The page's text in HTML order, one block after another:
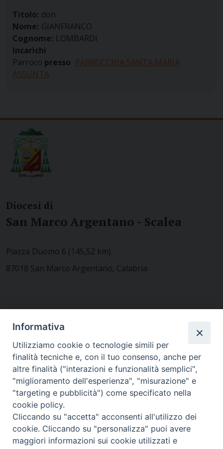
Titolo: don
Nome: GIANFRANCO
Cognome: LOMBARDI
Incarichi
Parroco presso PARROCCHIA SANTA MARIA
ASSUNTA
Diocesi di
San Marco Argentano - Scalea
Piazza Duomo 6 (145,52 km)
87018 San Marco Argentano, Calabria
MODULISTICA
WEBMAIL
RENDICONTO 8X1000
Informativa
Utilizziamo cookie o tecnologie simili per
finalità tecniche e, con il tuo consenso, anche per
altre finalità ("interazioni e funzionalità semplici",
"miglioramento dell'esperienza", "misurazione" e
"targeting e pubblicità") come specificato nella
cookie policy.
Cliccando su "accetta" acconsenti all'utilizzo dei
cookie. Cliccando su "personalizza" puoi avere
maggiori informazioni sui cookie utilizzati e